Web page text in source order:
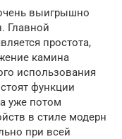
выигрышно
Главной
простота,
камина
использования
функции
уже потом
в стиле модерн
при всей